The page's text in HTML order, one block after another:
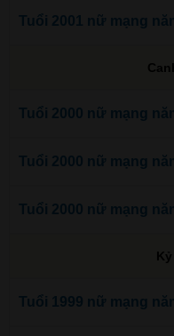
Tuổi 2001 nữ mạng
Tuổi 2000 nữ mạng
Tuổi 2000 nữ mạng
Tuổi 2000 nữ mạng
Tuổi 1999 nữ mạng